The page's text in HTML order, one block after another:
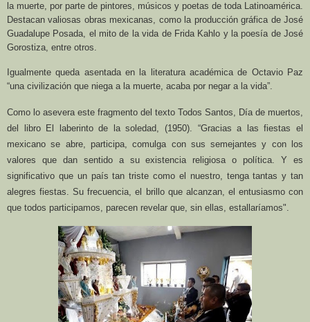
la muerte, por parte de pintores, músicos y poetas de toda Latinoamérica.
Destacan valiosas obras mexicanas, como la producción gráfica de José
Guadalupe Posada, el mito de la vida de Frida Kahlo y la poesía de José
Gorostiza, entre otros.
Igualmente queda asentada en la literatura académica de Octavio Paz
“una civilización que niega a la muerte, acaba por negar a la vida”.
Como lo asevera este fragmento del texto Todos Santos, Día de muertos,
del libro El laberinto de la soledad, (1950). “Gracias a las fiestas el
mexicano se abre, participa, comulga con sus semejantes y con los
valores que dan sentido a su existencia religiosa o política. Y es
significativo que un país tan triste como el nuestro, tenga tantas y tan
alegres fiestas. Su frecuencia, el brillo que alcanzan, el entusiasmo con
que todos participamos, parecen revelar que, sin ellas, estallaríamos".